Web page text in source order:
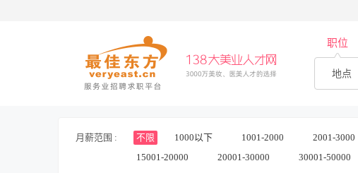
职位
地点
月薪范围 : 不限 1000以下 1001-2000 2001-3000
15001-20000
20001-30000 30001-50000